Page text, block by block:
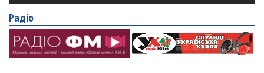
Радіо